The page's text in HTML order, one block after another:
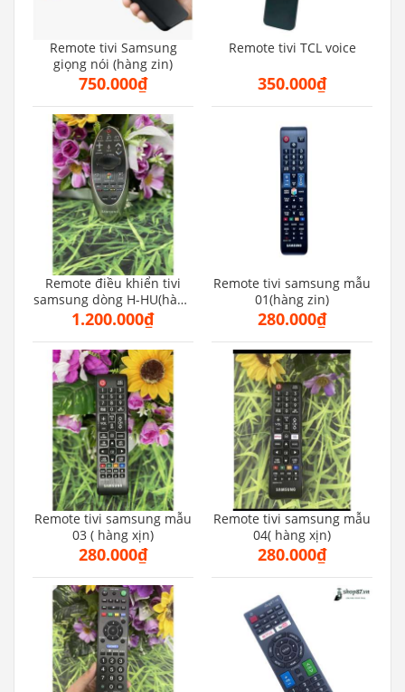
Remote tivi Samsung
giọng nói (hàng zin)
750.000₫
Remote tivi TCL voice
350.000₫
Remote điều khiển tivi
samsung dòng H-HU(hàng
zin)
1.200.000₫
Remote tivi samsung mẫu
01(hàng zin)
280.000₫
Remote tivi samsung mẫu
03 ( hàng xịn)
280.000₫
Remote tivi samsung mẫu
04( hàng xịn)
280.000₫